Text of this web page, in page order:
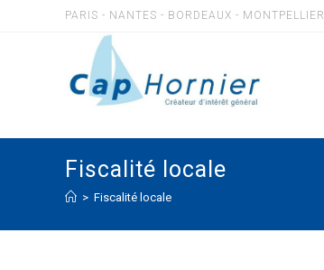
PARIS - NANTES - BORDEAUX - MONTPELLIER
Fiscalité locale
> Fiscalité locale